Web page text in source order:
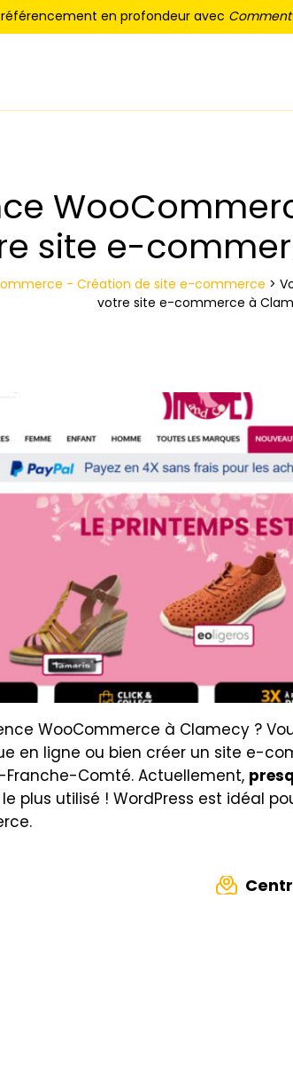
en profondeur avec Comment
site e-
- Création de site e-commerce >
votre site e-commerce à
WooCommerce à Clamecy ?
en ligne ou bien créer un site e-
Franche-Comté. Actuellement,
le plus utilisé ! WordPress est idéal